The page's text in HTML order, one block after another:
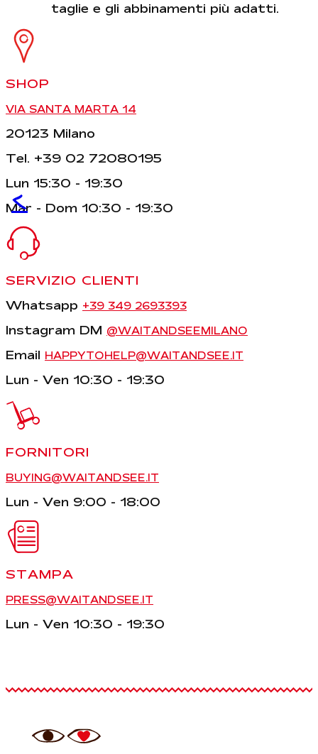
<
taglie e gli abbinamenti più adatti.
SHOP
VIA SANTA MARTA 14
20123 Milano
Tel. +39 02 72080195
Lun 15:30 - 19:30
Mar - Dom 10:30 - 19:30
SERVIZIO CLIENTI
Whatsapp +39 349 2693393
Instagram DM @WAITANDSEEMILANO
Email HAPPYTOHELP@WAITANDSEE.IT
Lun - Ven 10:30 - 19:30
FORNITORI
BUYING@WAITANDSEE.IT
Lun - Ven 9:00 - 18:00
STAMPA
PRESS@WAITANDSEE.IT
Lun - Ven 10:30 - 19:30